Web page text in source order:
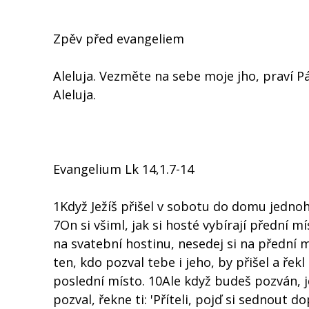
Zpěv před evangeliem
Aleluja. Vezměte na sebe moje jho, praví
Aleluja.
Evangelium Lk 14,1.7-14
1Když Ježíš přišel v sobotu do domu
7On si všiml, jak si hosté vybírají přední
na svatební hostinu, nesedej si na přední
ten, kdo pozval tebe i jeho, by přišel a
poslední místo. 10Ale když budeš
pozval, řekne ti: 'Příteli, pojď si sednout